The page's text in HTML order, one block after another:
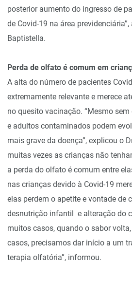
posterior aumento do ingresso de
de Covid-19 na área
Baptistella.
Perda de olfato é comum em
A alta do número de pacientes
extremamente relevante e merece
no quesito vacinação. “Mesmo
e adultos contaminados podem
mais grave da doença”, explicou o
muitas vezes as crianças não
a perda do olfato é comum entre
nas crianças devido à Covid-19
elas perdem o apetite e vontade de
desnutrição infantil e alteração do
muitos casos, quando o sabor
casos, precisamos dar início a um
terapia olfatória”, informou.